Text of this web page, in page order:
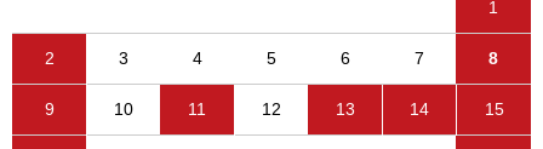
1
2 3 4 5 6 7 8
9 10 11 12 13 14 15